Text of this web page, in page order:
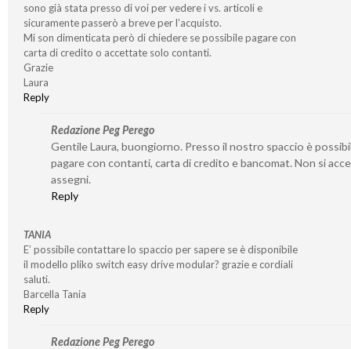
sono già stata presso di voi per vedere i vs. articoli e
sicuramente passerò a breve per l’acquisto.
Mi son dimenticata però di chiedere se possibile pagare con
carta di credito o accettate solo contanti.
Grazie
Laura
Reply
Redazione Peg Perego
Gentile Laura, buongiorno. Presso il nostro spaccio è
pagare con contanti, carta di credito e bancomat. Non si
assegni.
Reply
TANIA
E’ possibile contattare lo spaccio per sapere se è disponibile
il modello pliko switch easy drive modular? grazie e cordiali
saluti.
Barcella Tania
Reply
Redazione Peg Perego